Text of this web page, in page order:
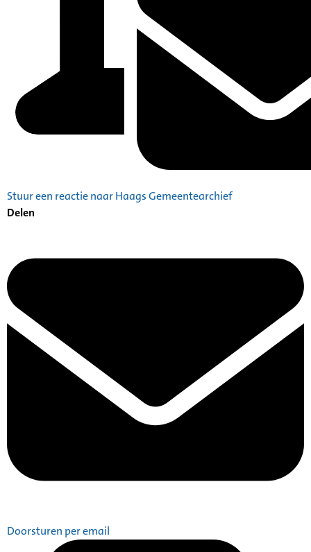
Stuur een reactie naar Haags Gemeentearchief
Delen
Doorsturen per email